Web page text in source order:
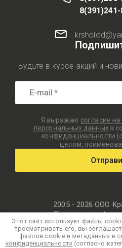
Будьте в курсе акций и
Я выражаю согласие
персональных данных в
конфиденциальности
целям,
2005 - 2026 ООО
Политика
Этот сайт использует файлы
просматривать его, вы
файлов cookie и метаданных в
конфиденциальности (согласно